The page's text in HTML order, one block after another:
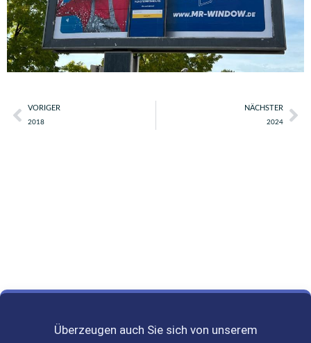
VORIGER
2018
NÄCHSTER
2024
Überzeugen auch Sie sich von unserem